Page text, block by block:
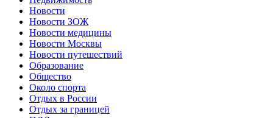
Новости
Новости ЗОЖ
Новости медицины
Новости Москвы
Новости путешествий
Образование
Общество
Около спорта
Отдых в России
Отдых за границей